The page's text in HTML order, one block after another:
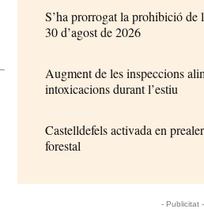
S’ha prorrogat la prohibició de
30 d’agost de 2026
Augment de les inspeccions
intoxicacions durant l’estiu
Castelldefels activada en
forestal
- Publicitat -